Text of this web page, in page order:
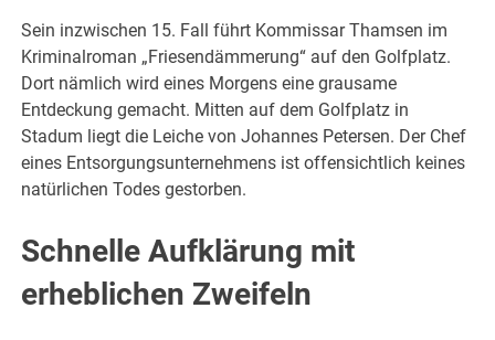
Sein inzwischen 15. Fall führt Kommissar Thamsen im
Kriminalroman „Friesendämmerung“ auf den Golfplatz.
Dort nämlich wird eines Morgens eine grausame
Entdeckung gemacht. Mitten auf dem Golfplatz in
Stadum liegt die Leiche von Johannes Petersen. Der Chef
eines Entsorgungsunternehmens ist offensichtlich keines
natürlichen Todes gestorben.
Schnelle Aufklärung mit
erheblichen Zweifeln